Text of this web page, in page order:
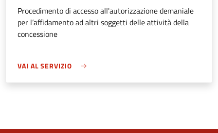
Procedimento di accesso all'autorizzazione demaniale
per l’affidamento ad altri soggetti delle attività della
concessione
VAI AL SERVIZIO